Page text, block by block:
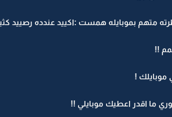
متهم بموبايله همست :اكييد عندده رصييد
!!
موبايلك !
ما اقدر اعطيك موبايلي !!